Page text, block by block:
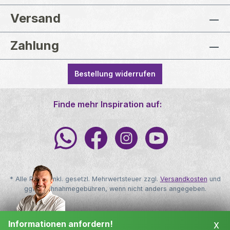
Abdichtung von
Bohrlöcher im 35°-
das Mauerwerk
TOBOLIN Flaschen
aufgeschraubt und
die Bohrlöcher
Injektionsflüssigkeit
das Bohrloch und
spezielle
Wirkstoffkombination
werden die Kapillaren
dauerhaft
Versand
Zahlung
Bestellung widerrufen
Finde mehr Inspiration auf:
* Alle Preise inkl. gesetzl. Mehrwertsteuer zzgl. Versandkosten und
ggf. Nachnahmegebühren, wenn nicht anders angegeben.
Informationen anfordern! x